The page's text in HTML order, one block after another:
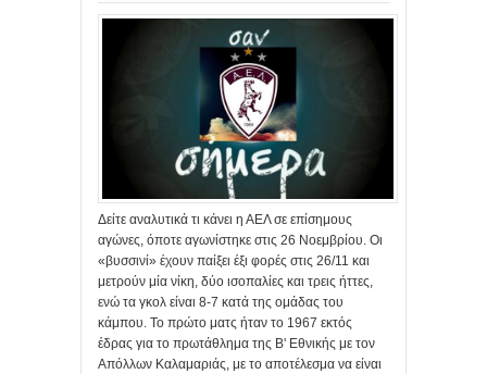
Δείτε αναλυτικά τι κάνει η ΑΕΛ σε επίσημους
αγώνες, όποτε αγωνίστηκε στις 26 Νοεμβρίου. Οι
«βυσσινί» έχουν παίξει έξι φορές στις 26/11 και
μετρούν μία νίκη, δύο ισοπαλίες και τρεις ήττες,
ενώ τα γκολ είναι 8-7 κατά της ομάδας του
κάμπου. Το πρώτο ματς ήταν το 1967 εκτός
έδρας για το πρωτάθλημα της Β' Εθνικής με τον
Απόλλων Καλαμαριάς, με το αποτέλεσμα να είναι